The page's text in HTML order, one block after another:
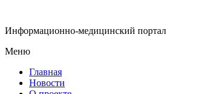
Информационно-медицинский портал
Меню
Главная
Новости